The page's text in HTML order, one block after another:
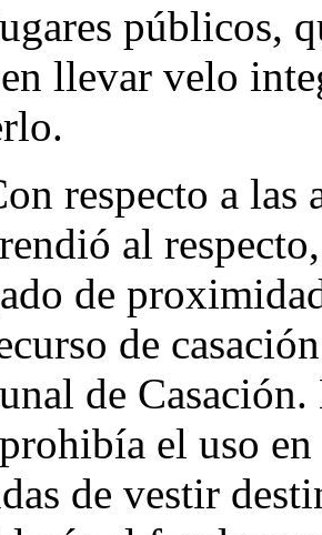
públicos,
llevar velo
respecto a las
al
de
de
de
el uso
de vestir